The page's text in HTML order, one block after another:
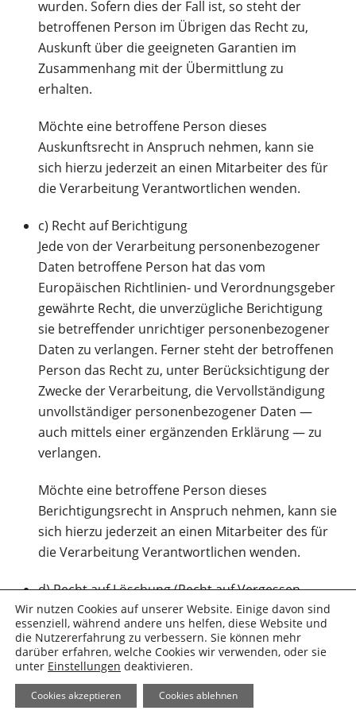
wurden. Sofern dies der Fall ist, so steht der
betroffenen Person im Übrigen das Recht zu,
Auskunft über die geeigneten Garantien im
Zusammenhang mit der Übermittlung zu
erhalten.
Möchte eine betroffene Person dieses
Auskunftsrecht in Anspruch nehmen, kann sie
sich hierzu jederzeit an einen Mitarbeiter des für
die Verarbeitung Verantwortlichen wenden.
c) Recht auf Berichtigung
Jede von der Verarbeitung personenbezogener
Daten betroffene Person hat das vom
Europäischen Richtlinien- und Verordnungsgeber
gewährte Recht, die unverzügliche Berichtigung
sie betreffender unrichtiger personenbezogener
Daten zu verlangen. Ferner steht der betroffenen
Person das Recht zu, unter Berücksichtigung der
Zwecke der Verarbeitung, die Vervollständigung
unvollständiger personenbezogener Daten —
auch mittels einer ergänzenden Erklärung — zu
verlangen.
Möchte eine betroffene Person dieses
Berichtigungsrecht in Anspruch nehmen, kann sie
sich hierzu jederzeit an einen Mitarbeiter des für
die Verarbeitung Verantwortlichen wenden.
d) Recht auf Löschung (Recht auf Vergessen
werden)
Jede von der Verarbeitung personenbezogener
Daten betroffene Person hat das vom
Europäischen Richtlinien- und Verordnungsgeber
gewährte Recht, von dem Verantwortlichen zu
verlangen, dass die sie betreffenden
Wir nutzen Cookies auf unserer Website. Einige davon sind
essenziell, während andere uns helfen, diese Website und
die Nutzererfahrung zu verbessern. Sie können mehr
darüber erfahren, welche Cookies wir verwenden, oder sie
unter Einstellungen deaktivieren.
Cookies akzeptieren Cookies ablehnen